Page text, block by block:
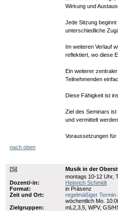
Wirkung und
Jede Sitzung
unterschiedliche
Im weiteren Verlauf
reflektiert, wo diese
Ein weiterer
Teilnehmenden
Diese Fähigkeit ist
Ziel des Seminars
und vermittelt werden.
Voraussetzungen
nach oben
[Si]
Musik in der
montags 10-12 Uhr,
Dozent/-in:
Heinrich Schmidt
Format:
in Präsenz
Zeit und Ort:
regelmäßiger Termin
wöchentlich Mo.
Zielgruppen:
mL2,3,5, WPV, GS/